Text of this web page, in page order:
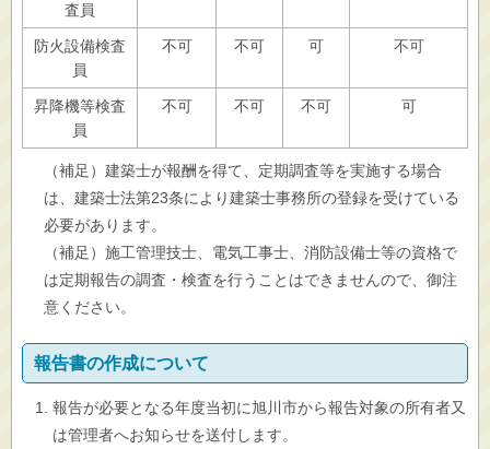
査員
防火設備検査
員
不可 不可 可 不可
昇降機等検査
員
不可 不可 不可 可
（補足）建築士が報酬を得て、定期調査等を実施する場合
は、建築士法第23条により建築士事務所の登録を受けている
必要があります。
（補足）施工管理技士、電気工事士、消防設備士等の資格で
は定期報告の調査・検査を行うことはできませんので、御注
意ください。
報告書の作成について
報告が必要となる年度当初に旭川市から報告対象の所有者又
は管理者へお知らせを送付します。